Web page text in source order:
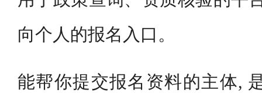
向个人的报名入口。
能帮你提交报名资料的主体,